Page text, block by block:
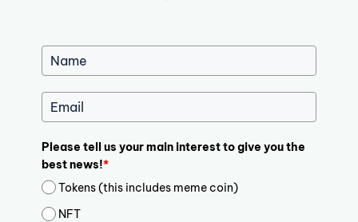
Please tell us your main interest to give you the
best news!*
Tokens (this includes meme coin)
NFT